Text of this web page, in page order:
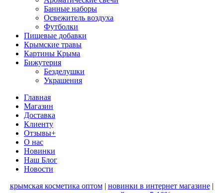
Банные наборы
Освежитель воздуха
Футболки
Пищевые добавки
Крымские травы
Картины Крыма
Бижутерия
Безделушки
Украшения
Главная
Магазин
Доставка
Клиенту
Отзывы+
О нас
Новинки
Наш Блог
Новости
крымская косметика оптом| новинки в интернет магазине|